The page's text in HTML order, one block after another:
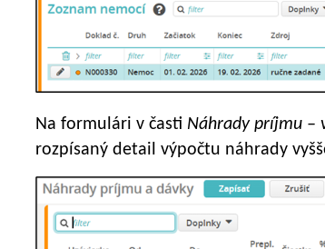
Na formulári v časti Náhrady príjmu –
rozpísaný detail výpočtu náhrady